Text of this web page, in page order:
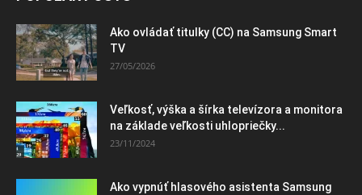
Ako ovládať titulky (CC) na Samsung Smart
TV
27/05/2026
Veľkosť, výška a šírka televízora a monitora
na základe veľkosti uhlopriečky...
23/11/2024
Ako vypnúť hlasového asistenta Samsung